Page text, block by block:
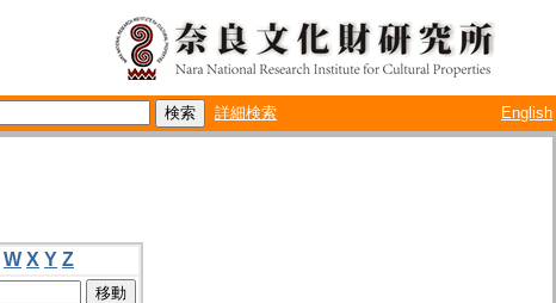
詳細検索 English
W X Y Z